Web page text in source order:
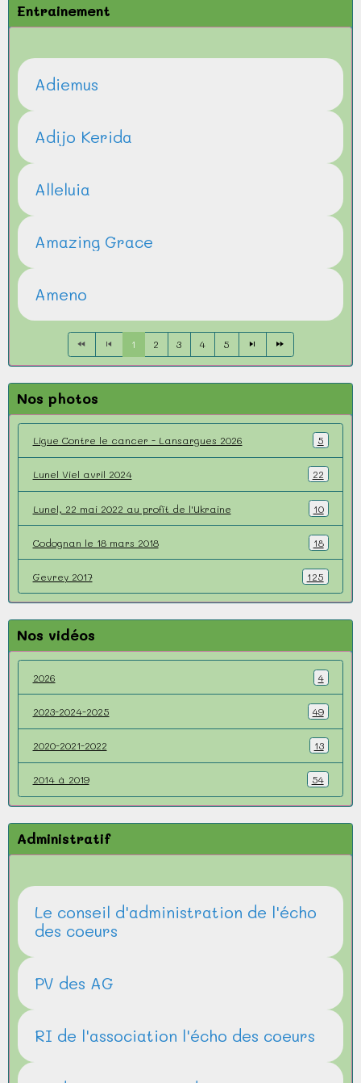
Entrainement
Adiemus
Adijo Kerida
Alleluia
Amazing Grace
Ameno
1 2 3 4 5
Nos photos
Ligue Contre le cancer - Lansargues 2026 5
Lunel Viel avril 2024 22
Lunel, 22 mai 2022 au profit de l'Ukraine 10
Codognan le 18 mars 2018 18
Gevrey 2017 125
Nos vidéos
2026 4
2023-2024-2025 49
2020-2021-2022 13
2014 à 2019 54
Administratif
Le conseil d'administration de l'écho
des coeurs
PV des AG
RI de l'association l'écho des coeurs